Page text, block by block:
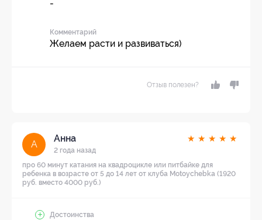
-
Комментарий
Желаем расти и развиваться)
Отзыв полезен?
А
Анна
2 года назад
★ ★ ★ ★ ★
про 60 минут катания на квадроцикле или питбайке для
ребенка в возрасте от 5 до 14 лет от клуба Motoychebka (1920
руб. вместо 4000 руб.)
Достоинства